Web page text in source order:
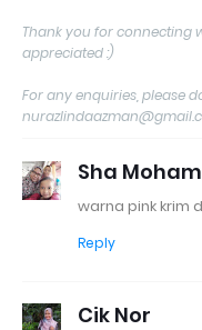
Thank you for connecting
appreciated :)
For any enquiries, please
Sha
warna pink krim
Reply
Cik Nor